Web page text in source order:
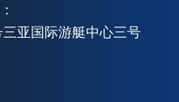
亚国际游艇中心三号